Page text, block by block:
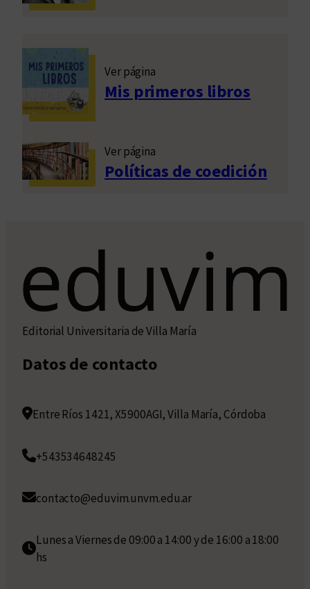
Ver página
Mis primeros libros
Ver página
Políticas de coedición
Editorial Universitaria de Villa María
Datos de contacto
Entre Ríos 1421, X5900AGI, Villa María, Córdoba
+543534648245
contacto@eduvim.unvm.edu.ar
Lunes a Viernes de 09:00 a 14:00 y de 16:00 a 18:00
hs